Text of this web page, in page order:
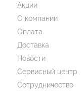
Акции
О компании
Оплата
Доставка
Новости
Сервисный центр
Сотрудничество